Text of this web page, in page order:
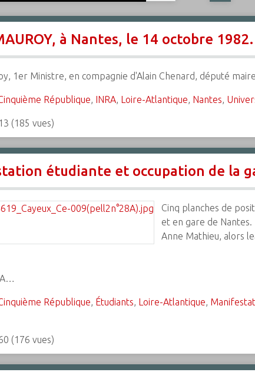
à Nantes, le 14 octobre 1982.
1er Ministre, en compagnie d'Alain Chenard, député
République, INRA, Loire-Atlantique, Nantes,
(185 vues)
étudiante et occupation de la
Cinq planches de
et en gare de Nantes.
Anne Mathieu, alors
République, Étudiants, Loire-Atlantique,
(176 vues)